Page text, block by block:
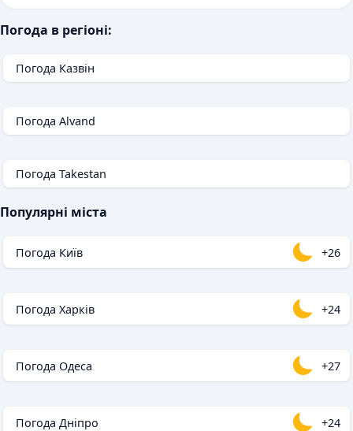
Погода в регіоні:
Погода Казвін
Погода Alvand
Погода Takestan
Популярні міста
Погода Київ +26
Погода Харків +24
Погода Одеса +27
Погода Дніпро +24